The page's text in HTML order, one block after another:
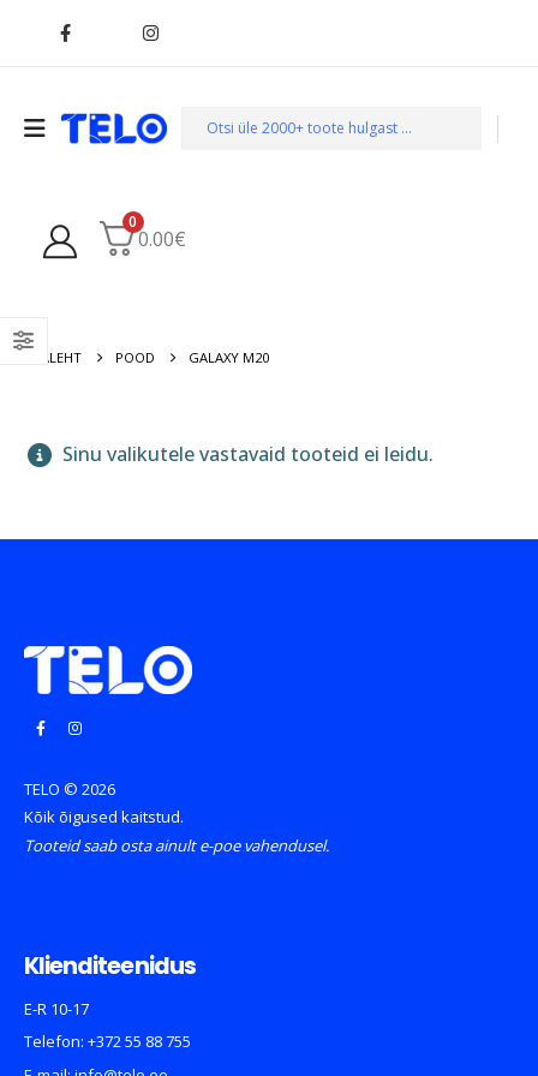
0
0.00€
AVALEHT POOD GALAXY M20
Sinu valikutele vastavaid tooteid ei leidu.
TELO © 2026
Kõik õigused kaitstud.
Tooteid saab osta ainult e-poe vahendusel.
Klienditeenidus
E-R 10-17
Telefon: +372 55 88 755